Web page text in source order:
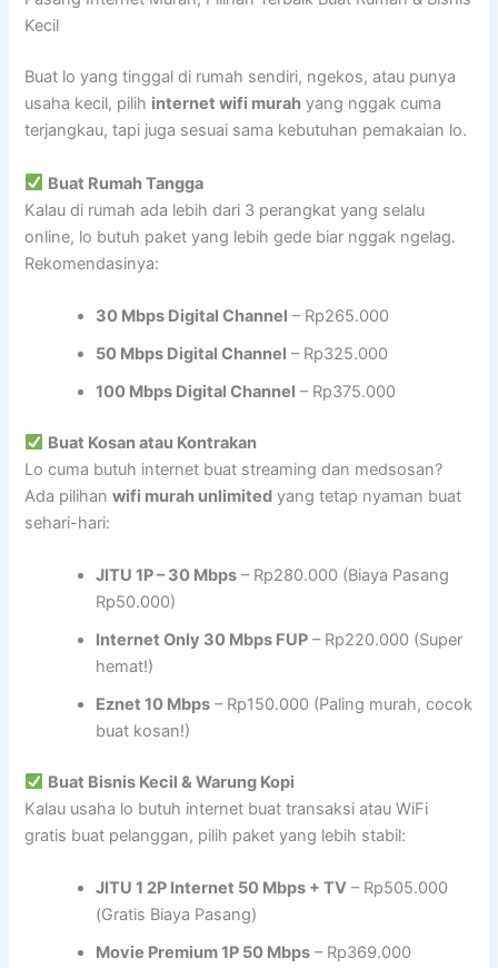
Kecil
Buat lo yang tinggal di rumah sendiri, ngekos, atau punya
usaha kecil, pilih internet wifi murah yang nggak cuma
terjangkau, tapi juga sesuai sama kebutuhan pemakaian lo.
Buat Rumah Tangga
Kalau di rumah ada lebih dari 3 perangkat yang selalu
online, lo butuh paket yang lebih gede biar nggak ngelag.
Rekomendasinya:
30 Mbps Digital Channel – Rp265.000
50 Mbps Digital Channel – Rp325.000
100 Mbps Digital Channel – Rp375.000
Buat Kosan atau Kontrakan
Lo cuma butuh internet buat streaming dan medsosan?
Ada pilihanwifi murah unlimited yang tetap nyaman buat
sehari-hari:
JITU 1P – 30 Mbps – Rp280.000 (Biaya Pasang
Rp50.000)
Internet Only 30 Mbps FUP – Rp220.000 (Super
hemat!)
Eznet 10 Mbps – Rp150.000 (Paling murah, cocok
buat kosan!)
Buat Bisnis Kecil & Warung Kopi
Kalau usaha lo butuh internet buat transaksi atau WiFi
gratis buat pelanggan, pilih paket yang lebih stabil:
JITU 1 2P Internet 50 Mbps + TV – Rp505.000
(Gratis Biaya Pasang)
Movie Premium 1P 50 Mbps – Rp369.000